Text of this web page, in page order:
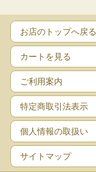
お店のトップへ戻る
カートを見る
ご利用案内
特定商取引法表示
個人情報の取扱い
サイトマップ